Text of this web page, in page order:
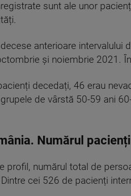
sunt ale unor
anterioare intervalului
și noiembrie 2021.
decedați, 46 erau
de vârstă 50-59 ani
Numărul
profil, numărul total de
cei 526 de pacienți